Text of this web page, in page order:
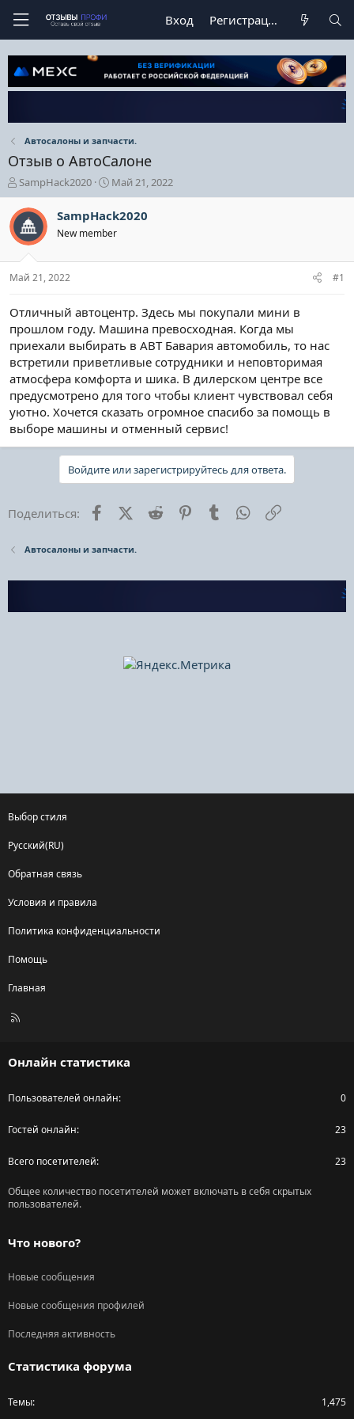
Вход Регистрация
Автосалоны и запчасти.
Отзыв о АвтоСалоне
А
в
т
о
р
е
м
SampHack2020
Д
а
т
а
н
ч
а
Май 21, 2022
SampHack2020
New member
Май 21, 2022 #1
Отличный автоцентр. Здесь мы покупали мини в
прошлом году. Машина превосходная. Когда мы
приехали выбирать в АВТ Бавария автомобиль, то нас
встретили приветливые сотрудники и неповторимая
атмосфера комфорта и шика. В дилерском центре все
предусмотрено для того чтобы клиент чувствовал себя
уютно. Хочется сказать огромное спасибо за помощь в
выборе машины и отменный сервис!
Войдите или зарегистрируйтесь для ответа.
Поделиться: FacebookX (Twitter)
Reddit PinterestTumblr WhatsApp
Автосалоны и запчасти.
Выбор стиля
Русский(RU)
Обратная связь
Условия и правила
Политика конфиденциальности
Помощь
Главная
R
Онлайн статистика
Пользователей онлайн 0
Гостей онлайн 23
Всего посетителей 23
Общее количество посетителей может включать в себя скрытых
пользователей.
Что нового?
Новые сообщения
Новые сообщения профилей
Последняя активность
Статистика форума
Темы 1,475